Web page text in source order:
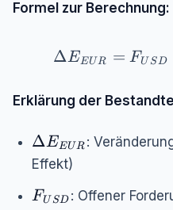
Formel zur Berechnung:
\Delta
ΔEEUR = FU SD
Erklärung der
\Delta
E_{EUR}
ΔEEUR :
Effekt)
F_{USD}
FU SD : Offener